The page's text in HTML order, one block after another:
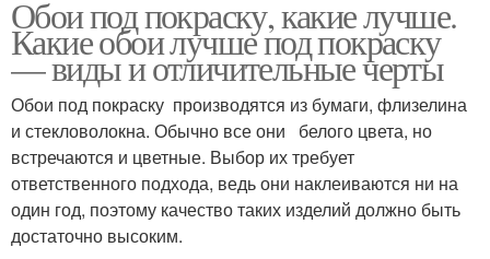
Обои под покраску, какие лучше.
Какие обои лучше под покраску
— виды и отличительные черты
Обои под покраску производятся из бумаги, флизелина
и стекловолокна. Обычно все они белого цвета, но
встречаются и цветные. Выбор их требует
ответственного подхода, ведь они наклеиваются ни на
один год, поэтому качество таких изделий должно быть
достаточно высоким.